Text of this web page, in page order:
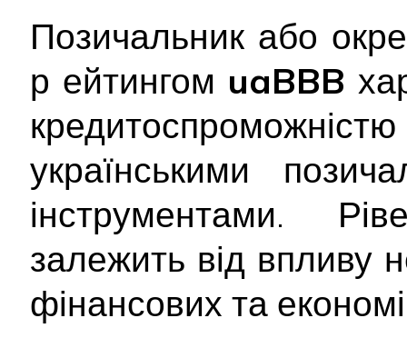
Позичальник або
р ейтингом uaBBB
українськими
інструментами.
залежить від впливу
фінансових та